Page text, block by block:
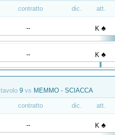
contratto dic. att.
-- K ♠
-- K ♠
tavolo 9 vs MEMMO - SCIACCA
contratto dic. att.
-- K ♠